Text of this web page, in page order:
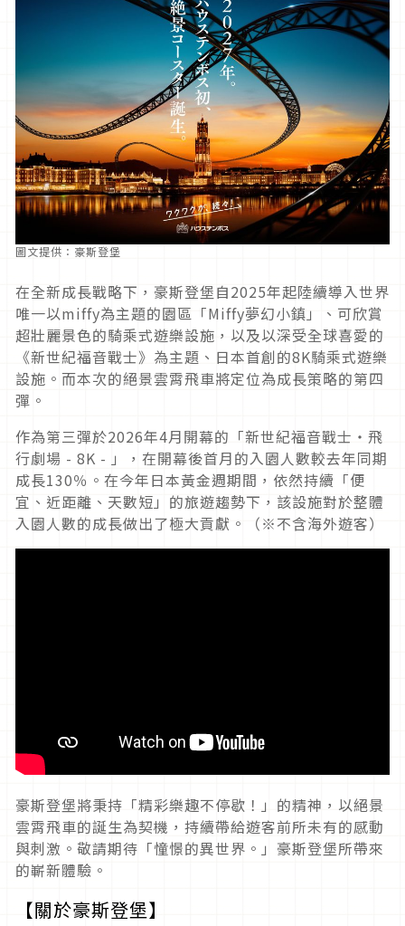
圖文提供：豪斯登堡
在全新成長戰略下，豪斯登堡自2025年起陸續導入世界
唯一以miffy為主題的園區「Miffy夢幻小鎮」、可欣賞
超壯麗景色的騎乘式遊樂設施，以及以深受全球喜愛的
《新世紀福音戰士》為主題、日本首創的8K騎乘式遊樂
設施。而本次的絕景雲霄飛車將定位為成長策略的第四
彈。
作為第三彈於2026年4月開幕的「新世紀福音戰士‧飛
行劇場 - 8K - 」，在開幕後首月的入園人數較去年同期
成長130％。在今年日本黃金週期間，依然持續「便
宜、近距離、天數短」的旅遊趨勢下，該設施對於整體
入園人數的成長做出了極大貢獻。（※不含海外遊客）
豪斯登堡將秉持「精彩樂趣不停歇！」的精神，以絕景
雲霄飛車的誕生為契機，持續帶給遊客前所未有的感動
與刺激。敬請期待「憧憬的異世界。」豪斯登堡所帶來
的嶄新體驗。
【關於豪斯登堡】